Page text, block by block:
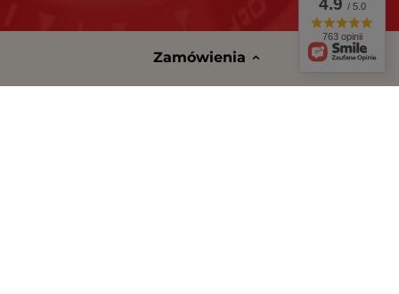
Zamówienia
Status zamówienia
4.9/ 5.0
763 opinii